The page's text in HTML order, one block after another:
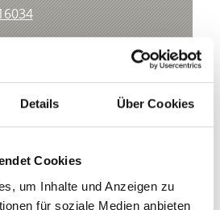
Details Über Cookies
Cookies
um Inhalte und Anzeigen zu
für soziale Medien anbieten